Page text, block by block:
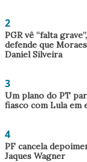
2
PGR vê “falta
defende que
Daniel Silveira
3
Um plano do PT
fiasco com Lula em
4
PF cancela
Jaques Wagner